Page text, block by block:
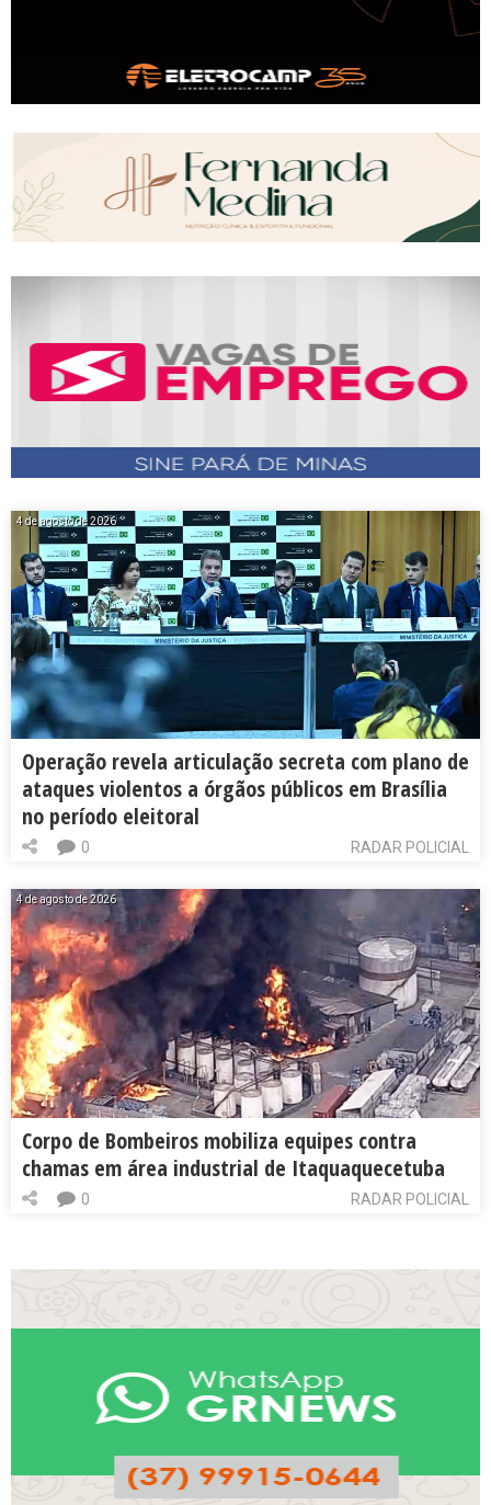
4 de agosto de 2026
Operação revela articulação secreta com plano de
ataques violentos a órgãos públicos em Brasília
no período eleitoral
RADAR POLICIAL
0
4 de agosto de 2026
Corpo de Bombeiros mobiliza equipes contra
chamas em área industrial de Itaquaquecetuba
RADAR POLICIAL
0